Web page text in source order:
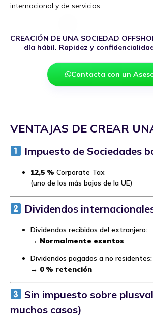
internacional y de servicios.
CREACIÓN DE UNA SOCIEDAD
día hábil. Rapidez y
Contacta con un
VENTAJAS DE CREAR
Impuesto de Sociedades
12,5 % Corporate Tax
(uno de los más bajos de la UE)
Dividendos
Dividendos recibidos del extranjero:
→ Normalmente exentos
Dividendos pagados a no residentes:
→ 0 % retención
Sin impuesto sobre
muchos casos)